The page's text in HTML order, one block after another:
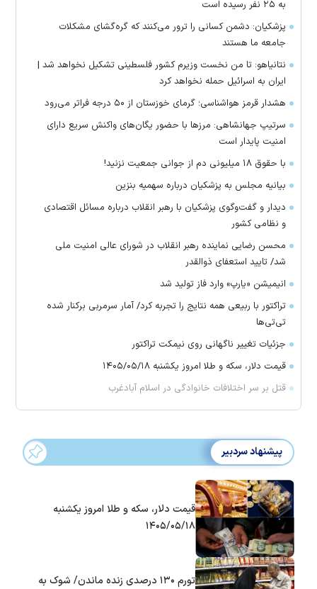
به ۲۵ نفر رسیده است
پزشکیان: دشمن کسانی را ترور می‌کنند که گره‌گشای مشکلات
جامعه ما هستند
نتانیاهو: تا من نخست وزیرم کشور فلسطینی تشکیل نخواهد شد |
ایران به اسرائیل حمله نخواهد کرد
هشدار قرمز هواشناسی؛ گرمای خوزستان از ۵۰ درجه فراتر می‌رود
سرتیپ جهانشاهی: مرز‌ها با حضور یگان‌های واکنش سریع دارای
امنیت پایدار است
با حقوق ۱۸ میلیونی دم از جوانی جمعیت نزنید!
بیانیه مجلس به پزشکیان درباره سهمیه بنزین
دیدار و گفت‌وگوی پزشکیان با رهبر انقلاب درباره مسائل اقتصادی
و نظامی کشور
محسن رضایی نماینده رهبر انقلاب در شورای عالی امنیت ملی
شد/ تایید استعفای ذوالقدر
انیمیشن «یارپ» وارد فاز تولید شد
تراکتور با ربیعی همه نتایج را تجربه کرد/ آمار سرمربی برکنار شده
تی‌تی‌ها
جزئیات تغییر ناگهانی روی نیمکت تراکتور
قیمت دلار، سکه و طلا امروز یکشنبه ۱۴۰۵/۰۵/۱۸
قتل بر سر اختلافات خانوادگی در اسلام آبادغرب
پیشنهاد سردبیر
قیمت دلار، سکه و طلا امروز یکشنبه
۱۴۰۵/۰۵/۱۸
تورم ۱۳۰ درصدی زنده ماندن/ شوک به